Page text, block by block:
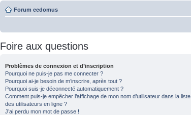
Forum eedomus
Foire aux questions
Problèmes de connexion et d’inscription
Pourquoi ne puis-je pas me connecter ?
Pourquoi ai-je besoin de m’inscrire, après tout ?
Pourquoi suis-je déconnecté automatiquement ?
Comment puis-je empêcher l’affichage de mon nom d’utilisateur dans la liste
des utilisateurs en ligne ?
J’ai perdu mon mot de passe !